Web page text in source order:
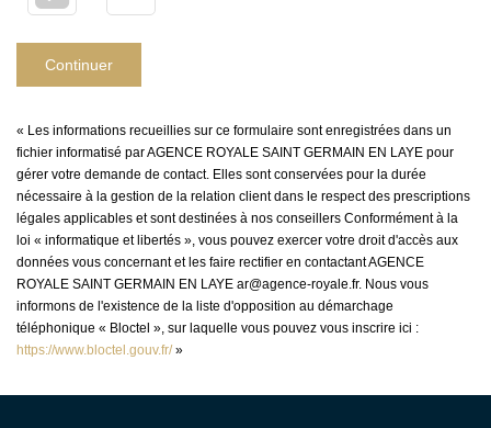
Continuer
« Les informations recueillies sur ce formulaire sont enregistrées dans un
fichier informatisé par AGENCE ROYALE SAINT GERMAIN EN LAYE pour
gérer votre demande de contact. Elles sont conservées pour la durée
nécessaire à la gestion de la relation client dans le respect des prescriptions
légales applicables et sont destinées à nos conseillers Conformément à la
loi « informatique et libertés », vous pouvez exercer votre droit d'accès aux
données vous concernant et les faire rectifier en contactant AGENCE
ROYALE SAINT GERMAIN EN LAYE ar@agence-royale.fr. Nous vous
informons de l'existence de la liste d'opposition au démarchage
téléphonique « Bloctel », sur laquelle vous pouvez vous inscrire ici :
https://www.bloctel.gouv.fr/»